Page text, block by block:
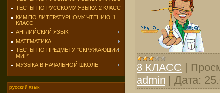
ТЕСТЫ ПО РУССКОМУ ЯЗЫКУ. 2 КЛАСС
КИМ ПО ЛИТЕРАТУРНОМУ ЧТЕНИЮ. 1
КЛАСС
АНГЛИЙСКИЙ ЯЗЫК
МАТЕМАТИКА
ТЕСТЫ ПО ПРЕДМЕТУ "ОКРУЖАЮЩИЙ
МИР"
МУЗЫКА В НАЧАЛЬНОЙ ШКОЛЕ
русский язык
8 КЛАСС |
admin | Дата: